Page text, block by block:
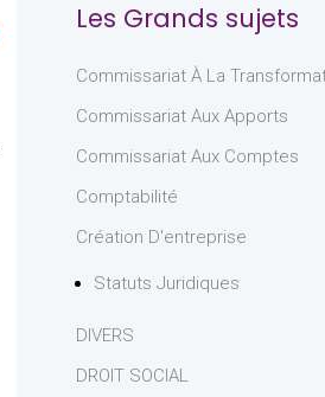
Les Grands sujets
Commissariat À La
Commissariat Aux Apports
Commissariat Aux Comptes
Comptabilité
Création D'entreprise
Statuts Juridiques
DIVERS
DROIT SOCIAL